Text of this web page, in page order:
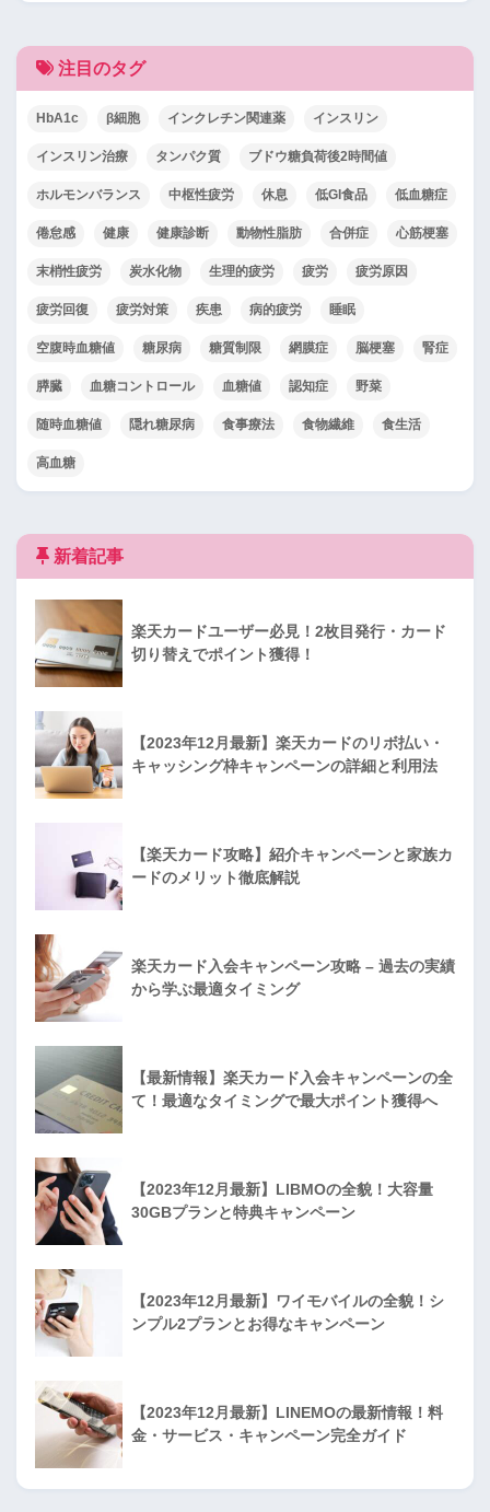
注目のタグ
HbA1c β細胞 インクレチン関連薬 インスリン
インスリン治療 タンパク質 ブドウ糖負荷後2時間値
ホルモンバランス 中枢性疲労 休息 低GI食品 低血糖症
倦怠感 健康 健康診断 動物性脂肪 合併症 心筋梗塞
末梢性疲労 炭水化物 生理的疲労 疲労 疲労原因
疲労回復 疲労対策 疾患 病的疲労 睡眠
空腹時血糖値 糖尿病 糖質制限 網膜症 脳梗塞 腎症
膵臓 血糖コントロール 血糖値 認知症 野菜
随時血糖値 隠れ糖尿病 食事療法 食物繊維 食生活
高血糖
新着記事
楽天カードユーザー必見！2枚目発行・カード
切り替えでポイント獲得！
【2023年12月最新】楽天カードのリボ払い・
キャッシング枠キャンペーンの詳細と利用法
【楽天カード攻略】紹介キャンペーンと家族カ
ードのメリット徹底解説
楽天カード入会キャンペーン攻略 – 過去の実績
から学ぶ最適タイミング
【最新情報】楽天カード入会キャンペーンの全
て！最適なタイミングで最大ポイント獲得へ
【2023年12月最新】LIBMOの全貌！大容量
30GBプランと特典キャンペーン
【2023年12月最新】ワイモバイルの全貌！シ
ンプル2プランとお得なキャンペーン
【2023年12月最新】LINEMOの最新情報！料
金・サービス・キャンペーン完全ガイド